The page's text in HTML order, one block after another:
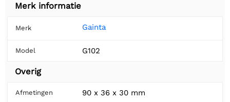
Merk informatie
Merk Gainta
Model G102
Overig
Afmetingen 90 x 36 x 30 mm